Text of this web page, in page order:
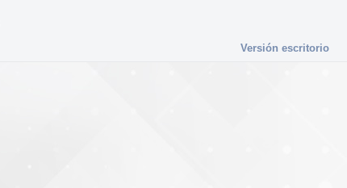
Versión escritorio